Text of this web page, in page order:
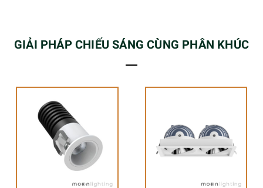
GIẢI PHÁP CHIẾU SÁNG CÙNG PHÂN KHÚC